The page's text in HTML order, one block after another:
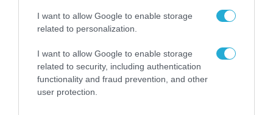
I want to allow Google to enable storage
related to personalization.
I want to allow Google to enable storage
related to security, including authentication
functionality and fraud prevention, and other
user protection.